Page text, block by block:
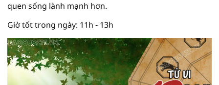
quen sống lành mạnh hơn.
Giờ tốt trong ngày: 11h - 13h